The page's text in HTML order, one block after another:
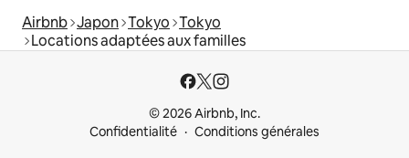
Airbnb Japon Tokyo Tokyo
Locations adaptées aux familles
© 2026 Airbnb, Inc.
Confidentialité
Conditions générales